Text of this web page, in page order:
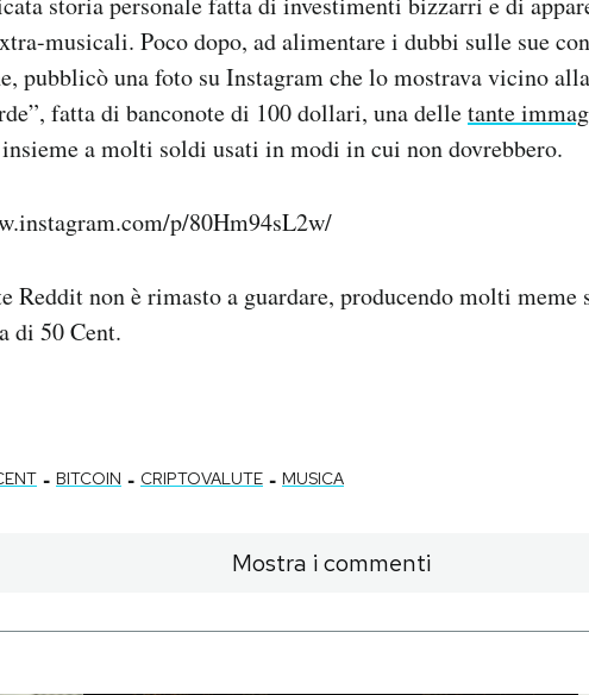
musicali. Poco dopo, ad alimentare i dubbi sulle sue
pubblicò una foto su Instagram che lo mostrava vicino
fatta di banconote di 100 dollari, una delletante
a molti soldi usati in modi in cui non dovrebbero.
p/80Hm94sL2w/
Reddit non è rimasto a guardare, producendo molti meme
di 50 Cent.
- BITCOIN - CRIPTOVALUTE - MUSICA
Mostra i commenti